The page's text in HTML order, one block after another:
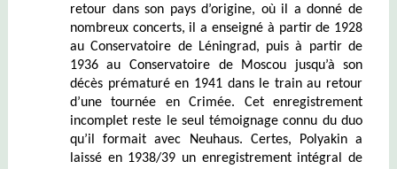
retour dans son pays d’origine, où il a donné de
nombreux concerts, il a enseigné à partir de 1928
au Conservatoire de Léningrad, puis à partir de
1936 au Conservatoire de Moscou jusqu’à son
décès prématuré en 1941 dans le train au retour
d’une tournée en Crimée. Cet enregistrement
incomplet reste le seul témoignage connu du duo
qu’il formait avec Neuhaus. Certes, Polyakin a
laissé en 1938/39 un enregistrement intégral de